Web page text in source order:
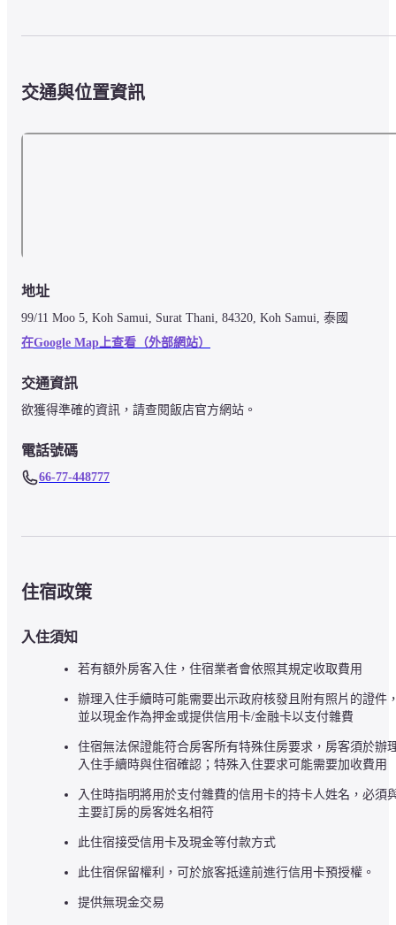
交通與位置資訊
地址
99/11 Moo 5, Koh Samui, Surat Thani, 84320, Koh Samui, 泰國
在Google Map上查看（外部網站）
交通資訊
欲獲得準確的資訊，請查閱飯店官方網站。
電話號碼
66-77-448777
住宿政策
入住須知
若有額外房客入住，住宿業者會依照其規定收取費用
辦理入住手續時可能需要出示政府核發且附有照片的證件
並以現金作為押金或提供信用卡/金融卡以支付雜費
住宿無法保證能符合房客所有特殊住房要求，房客須於辦
入住手續時與住宿確認；特殊入住要求可能需要加收費用
入住時指明將用於支付雜費的信用卡的持卡人姓名，必須
主要訂房的房客姓名相符
此住宿接受信用卡及現金等付款方式
此住宿保留權利，可於旅客抵達前進行信用卡預授權。
提供無現金交易